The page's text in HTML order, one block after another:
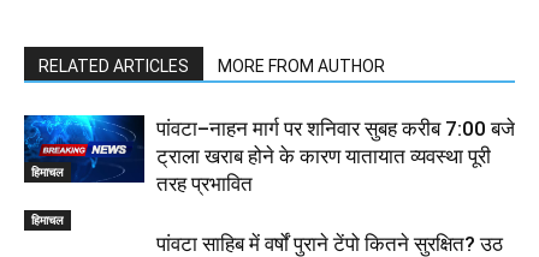
RELATED ARTICLES MORE FROM AUTHOR
हिमाचल
पांवटा–नाहन मार्ग पर शनिवार सुबह करीब 7:00 बजे
ट्राला खराब होने के कारण यातायात व्यवस्था पूरी
तरह प्रभावित
हिमाचल
पांवटा साहिब में वर्षों पुराने टेंपो कितने सुरक्षित? उठ